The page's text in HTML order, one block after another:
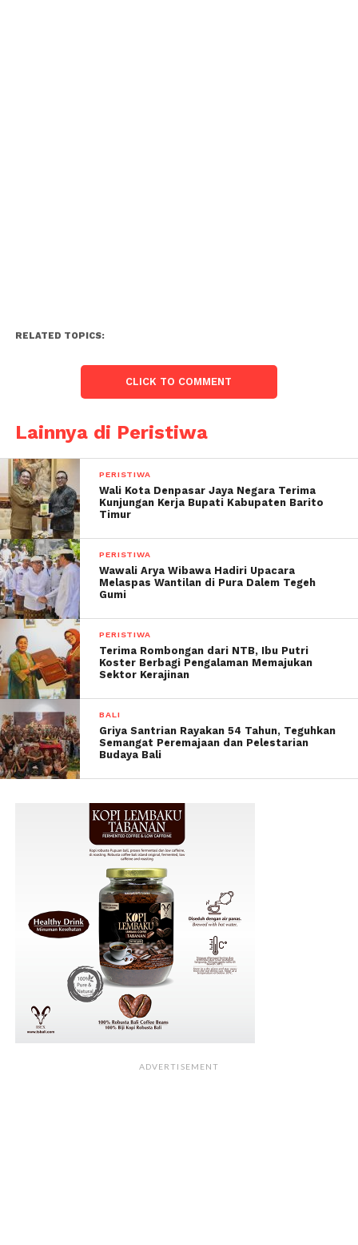
RELATED TOPICS:
CLICK TO COMMENT
Lainnya di Peristiwa
PERISTIWA
Wali Kota Denpasar Jaya Negara Terima
Kunjungan Kerja Bupati Kabupaten Barito
Timur
PERISTIWA
Wawali Arya Wibawa Hadiri Upacara
Melaspas Wantilan di Pura Dalem Tegeh
Gumi
PERISTIWA
Terima Rombongan dari NTB, Ibu Putri
Koster Berbagi Pengalaman Memajukan
Sektor Kerajinan
BALI
Griya Santrian Rayakan 54 Tahun, Teguhkan
Semangat Peremajaan dan Pelestarian
Budaya Bali
ADVERTISEMENT